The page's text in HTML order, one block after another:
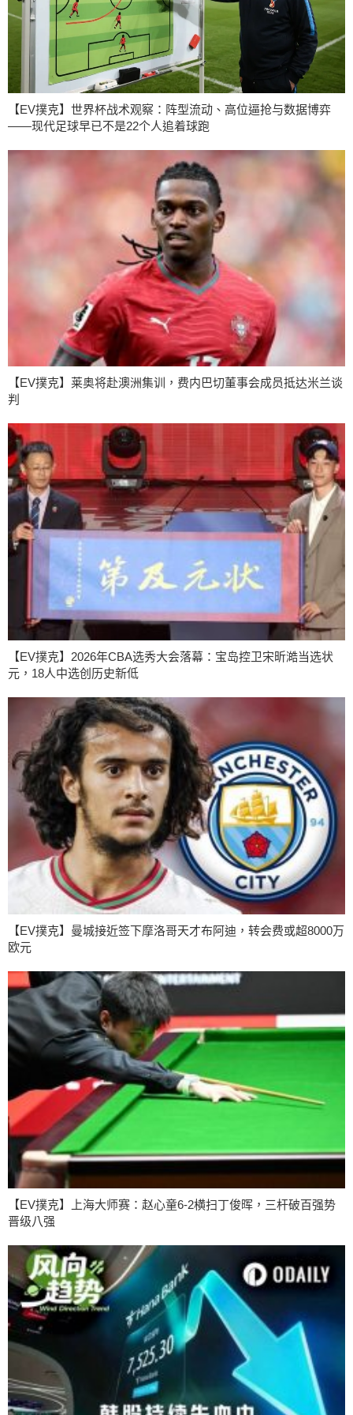
【EV撲克】世界杯战术观察：阵型流动、高位逼抢与数据博弈
——现代足球早已不是22个人追着球跑
【EV撲克】莱奥将赴澳洲集训，费内巴切董事会成员抵达米兰谈
判
【EV撲克】2026年CBA选秀大会落幕：宝岛控卫宋昕澔当选状
元，18人中选创历史新低
【EV撲克】曼城接近签下摩洛哥天才布阿迪，转会费或超8000万
欧元
【EV撲克】上海大师赛：赵心童6-2横扫丁俊晖，三杆破百强势
晋级八强